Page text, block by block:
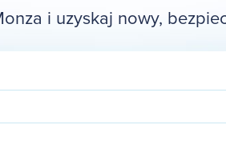
i uzyskaj nowy,